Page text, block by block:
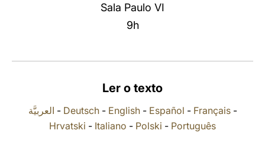
Sala Paulo VI
9h
Ler o texto
العربيَّة - Deutsch- English- Español - Français-
Hrvatski - Italiano - Polski - Português